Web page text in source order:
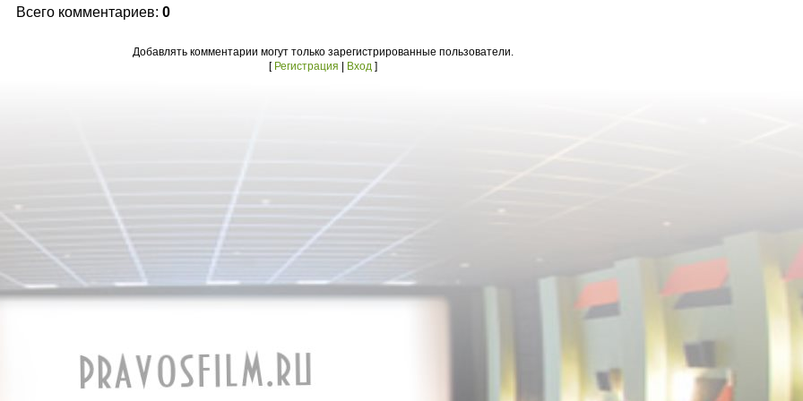
Всего комментариев: 0
Добавлять комментарии могут только зарегистрированные пользователи.
[ Регистрация Вход ]